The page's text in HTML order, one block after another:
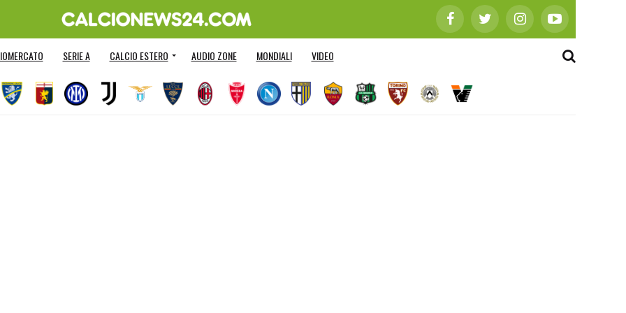
SERIE A CALCIO ESTERO AUDIO ZONE MONDIALI VIDEO